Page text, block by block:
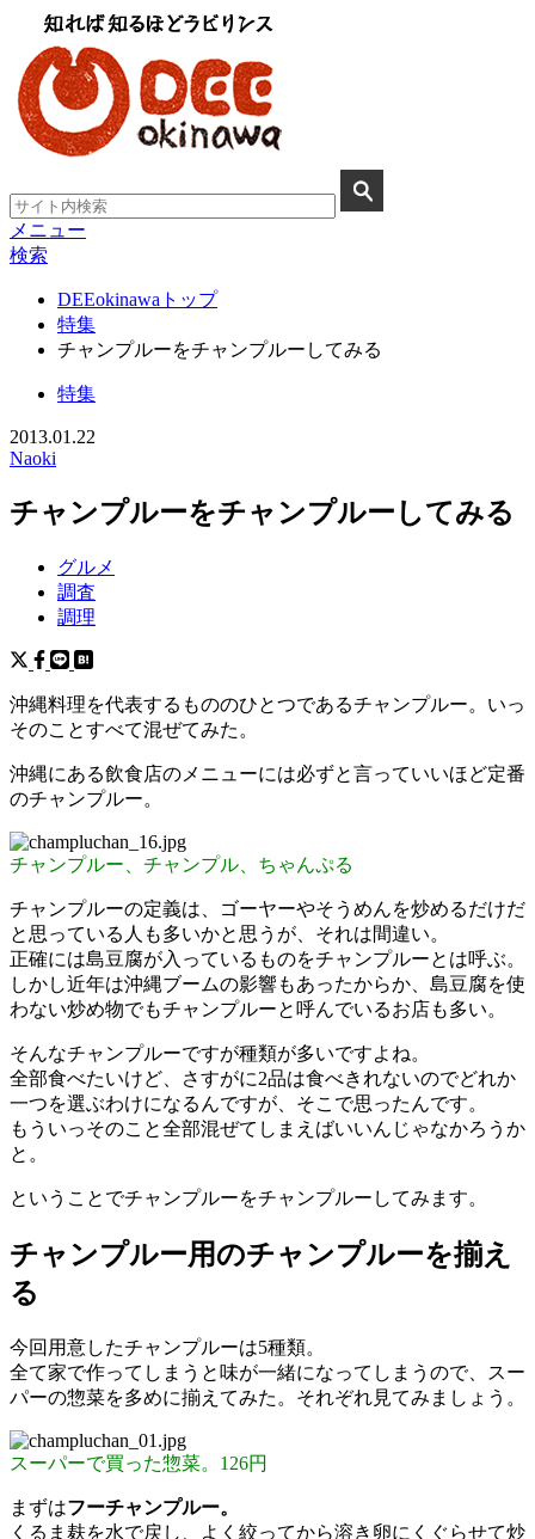
メニュー
検索
DEEokinawaトップ
特集
チャンプルーをチャンプルーしてみる
特集
2013.01.22
Naoki
チャンプルーをチャンプルーしてみる
グルメ
調査
調理
沖縄料理を代表するもののひとつであるチャンプルー。いっ
そのことすべて混ぜてみた。
沖縄にある飲食店のメニューには必ずと言っていいほど定番
のチャンプルー。
チャンプルー、チャンプル、ちゃんぷる
チャンプルーの定義は、ゴーヤーやそうめんを炒めるだけだ
と思っている人も多いかと思うが、それは間違い。
正確には島豆腐が入っているものをチャンプルーとは呼ぶ。
しかし近年は沖縄ブームの影響もあったからか、島豆腐を使
わない炒め物でもチャンプルーと呼んでいるお店も多い。
そんなチャンプルーですが種類が多いですよね。
全部食べたいけど、さすがに2品は食べきれないのでどれか
一つを選ぶわけになるんですが、そこで思ったんです。
もういっそのこと全部混ぜてしまえばいいんじゃなかろうか
と。
ということでチャンプルーをチャンプルーしてみます。
チャンプルー用のチャンプルーを揃え
る
今回用意したチャンプルーは5種類。
全て家で作ってしまうと味が一緒になってしまうので、スー
パーの惣菜を多めに揃えてみた。それぞれ見てみましょう。
スーパーで買った惣菜。126円
まずはフーチャンプルー。
くるま麸を水で戻し、よく絞ってから溶き卵にくぐらせて炒